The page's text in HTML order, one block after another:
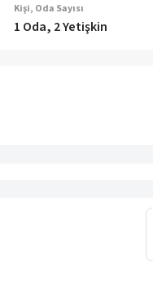
Kişi, Oda Sayısı
1 Oda, 2 Yetişkin